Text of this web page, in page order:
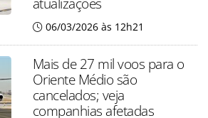
06/03/2026 às 12h21
Mais de 27 mil voos para o
Oriente Médio são
cancelados; veja
companhias afetadas